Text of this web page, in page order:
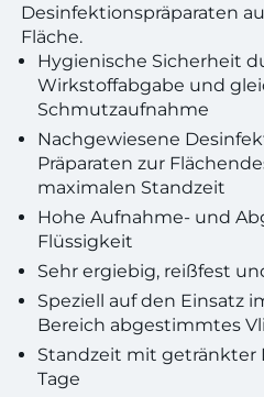
Desinfektionspräparaten
Fläche.
Hygienische Sicherheit
Wirkstoffabgabe und
Schmutzaufnahme
Nachgewiesene
Präparaten zur
maximalen Standzeit
Hohe Aufnahme- und
Flüssigkeit
Sehr ergiebig, reißfest
Speziell auf den Einsatz
Bereich abgestimmtes
Standzeit mit getränkter
Tage